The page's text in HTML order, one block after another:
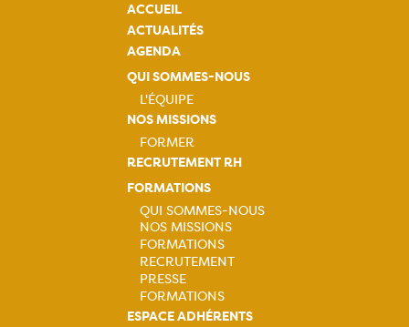
ACCUEIL
ACTUALITÉS
AGENDA
QUI SOMMES-NOUS
Navigation
principale
L'ÉQUIPE
NOS MISSIONS
Navigation
principale
FORMER
RECRUTEMENT RH
FORMATIONS
Navigation
principale
QUI SOMMES-NOUS
NOS MISSIONS
FORMATIONS
RECRUTEMENT
PRESSE
FORMATIONS
ESPACE ADHÉRENTS